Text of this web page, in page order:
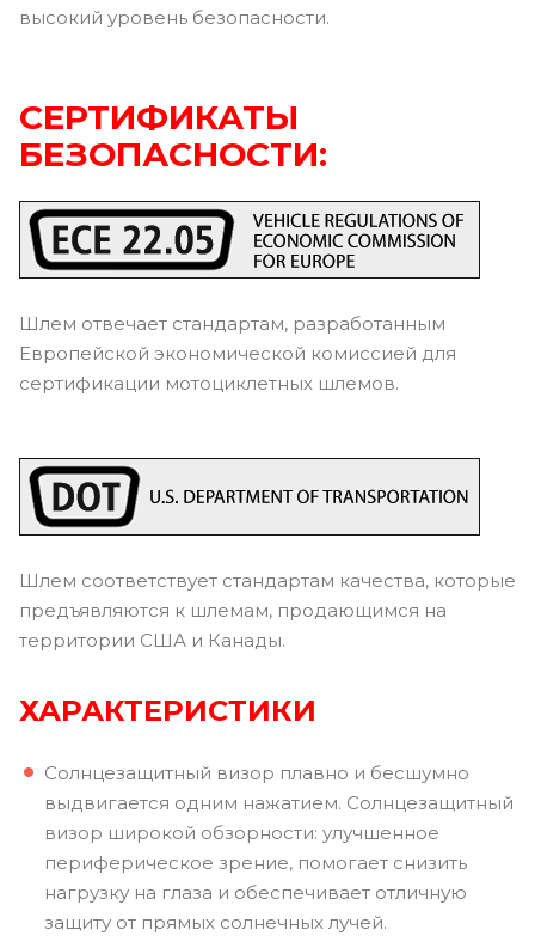
высокий уровень безопасности.
СЕРТИФИКАТЫ
БЕЗОПАСНОСТИ:
Шлем отвечает стандартам, разработанным
Европейской экономической комиссией для
сертификации мотоциклетных шлемов.
Шлем соответствует стандартам качества, которые
предъявляются к шлемам, продающимся на
территории США и Канады.
ХАРАКТЕРИСТИКИ
Солнцезащитный визор плавно и бесшумно
выдвигается одним нажатием. Солнцезащитный
визор широкой обзорности: улучшенное
периферическое зрение, помогает снизить
нагрузку на глаза и обеспечивает отличную
защиту от прямых солнечных лучей.